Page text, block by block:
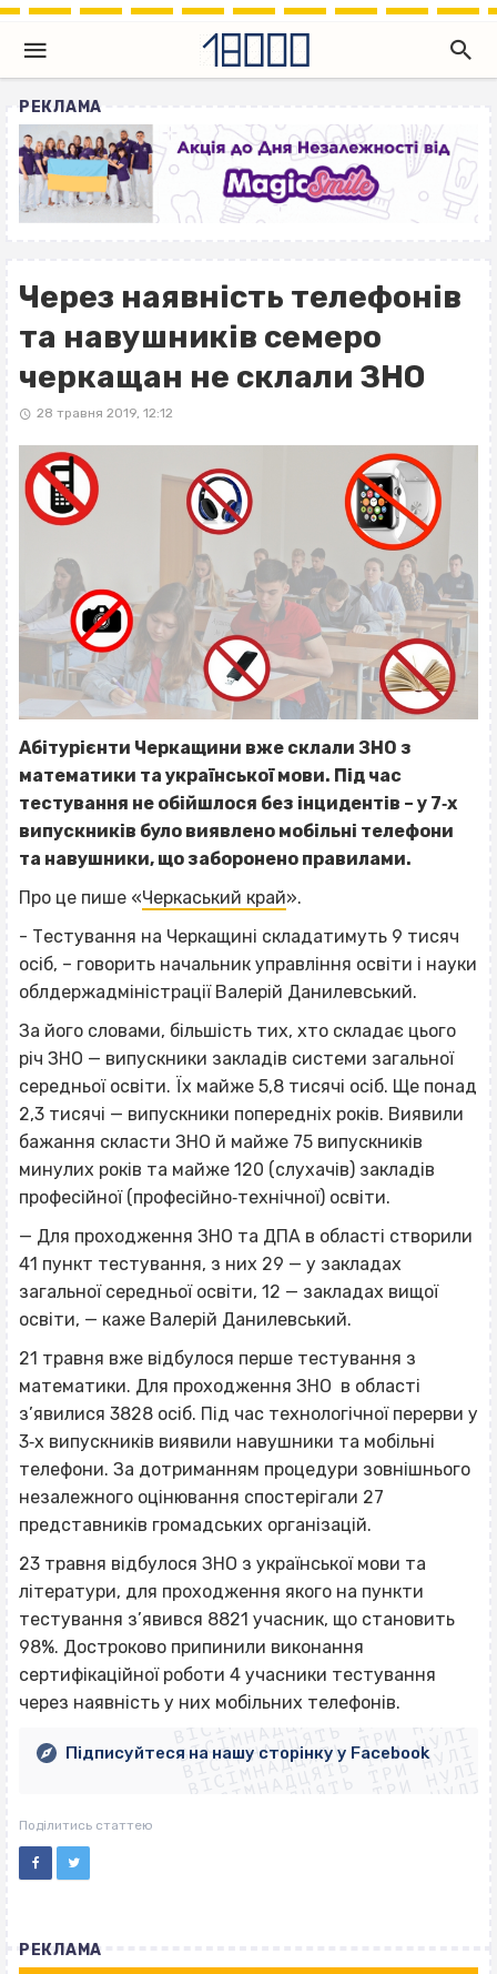
РЕКЛАМА
Через наявність телефонів
та навушників семеро
черкащан не склали ЗНО
28 травня 2019, 12:12
Абітурієнти Черкащини вже склали ЗНО з
математики та української мови. Під час
тестування не обійшлося без інцидентів – у 7‐х
випускників було виявлено мобільні телефони
та навушники, що заборонено правилами.
Про це пише «Черкаський край».
- Тестування на Черкащині складатимуть 9 тисяч
осіб, – говорить начальник управління освіти і науки
облдержадміністрації Валерій Данилевський.
За його словами, більшість тих, хто складає цього
річ ЗНО — випускники закладів системи загальної
середньої освіти. Їх майже 5,8 тисячі осіб. Ще понад
2,3 тисячі — випускники попередніх років. Виявили
бажання скласти ЗНО й майже 75 випускників
минулих років та майже 120 (слухачів) закладів
професійної (професійно‐технічної) освіти.
— Для проходження ЗНО та ДПА в області створили
41 пункт тестування, з них 29 — у закладах
загальної середньої освіти, 12 — закладах вищої
освіти, — каже Валерій Данилевський.
21 травня вже відбулося перше тестування з
математики. Для проходження ЗНО в області
з’явилися 3828 осіб. Під час технологічної перерви у
3‐х випускників виявили навушники та мобільні
телефони. За дотриманням процедури зовнішнього
незалежного оцінювання спостерігали 27
представників громадських організацій.
23 травня відбулося ЗНО з української мови та
літератури, для проходження якого на пункти
тестування з’явився 8821 учасник, що становить
98%. Достроково припинили виконання
сертифікаційної роботи 4 учасники тестування
через наявність у них мобільних телефонів.
ВІСІМНАДЦЯТЬ ТРИ НУЛІ
ВІСІМНАДЦЯТЬ ТРИ НУЛІ
ВІСІМНАДЦЯТЬ ТРИ НУЛІ
ВІСІМНАДЦЯТЬ ТРИ НУЛІ
ВІСІМНАДЦЯТЬ ТРИ НУЛІ
ВІСІМНАДЦЯТЬ ТРИ НУЛІ
ВІСІМНАДЦЯТЬ ТРИ НУЛІ
ВІСІМНАДЦЯТЬ ТРИ НУЛІ
Підписуйтеся на нашу сторінку у Facebook
Поділитись статтею
РЕКЛАМА